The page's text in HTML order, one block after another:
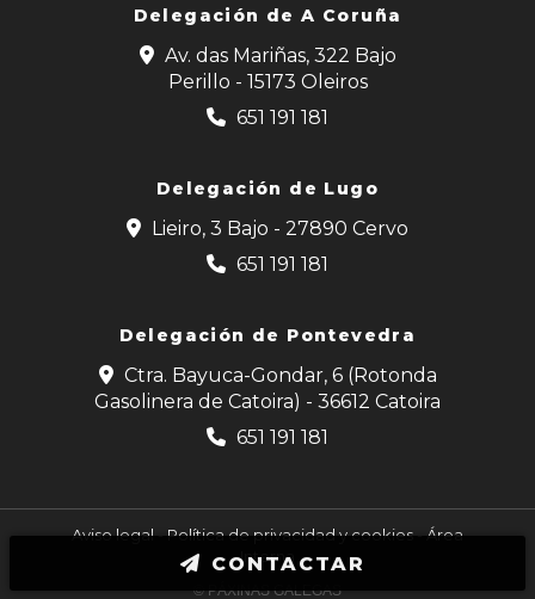
CONTACTAR
Delegación deA Coruña
Av. das Mariñas, 322 Bajo
Perillo - 15173 Oleiros
651 191 181
Delegación de Lugo
Lieiro, 3 Bajo - 27890 Cervo
651 191 181
Delegación de Pontevedra
Ctra. Bayuca-Gondar, 6 (Rotonda
Gasolinera de Catoira) - 36612 Catoira
651 191 181
Aviso legal-Política de privacidad y cookies-Área
Interna
© PÁXINAS GALEGAS